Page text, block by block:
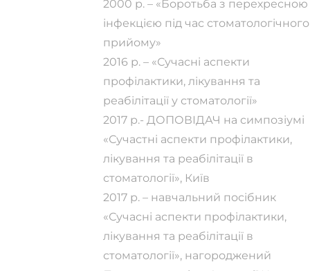
2000 р. – «Боротьба з перехресною
інфекцією під час стоматологічного
прийому»
2016 р. – «Сучасні аспекти
профілактики, лікування та
реабілітації у стоматології»
2017 р.- ДОПОВІДАЧ на симпозіумі
«Сучастні аспекти профілактики,
лікування та реабілітації в
стоматології», Київ
2017 р. – навчальний посібник
«Сучасні аспекти профілактики,
лікування та реабілітації в
стоматології», нагороджений